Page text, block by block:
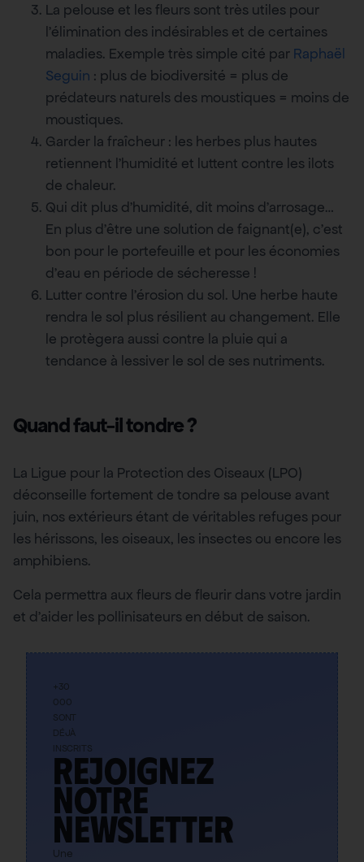
La pelouse et les fleurs sont très utiles pour
l’élimination des indésirables et de certaines
maladies. Exemple très simple cité par Raphaël
Seguin : plus de biodiversité = plus de
prédateurs naturels des moustiques = moins de
moustiques.
Garder la fraîcheur : les herbes plus hautes
retiennent l’humidité et luttent contre les ilots
de chaleur.
Qui dit plus d’humidité, dit moins d’arrosage…
En plus d’être une solution de faignant(e), c’est
bon pour le portefeuille et pour les économies
d’eau en période de sécheresse !
Lutter contre l’érosion du sol. Une herbe haute
rendra le sol plus résilient au changement. Elle
le protègera aussi contre la pluie qui a
tendance à lessiver le sol de ses nutriments.
Quand faut-il tondre ?
La Ligue pour la Protection des Oiseaux (LPO)
déconseille fortement de tondre sa pelouse avant
juin, nos extérieurs étant de véritables refuges pour
les hérissons, les oiseaux, les insectes ou encore les
amphibiens.
Cela permettra aux fleurs de fleurir dans votre jardin
et d’aider les pollinisateurs en début de saison.
+30
000
SONT
DÉJÀ
INSCRITS
Rejoignez
notre
newsletter
Une